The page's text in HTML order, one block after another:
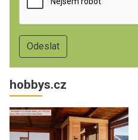
hobbys.cz